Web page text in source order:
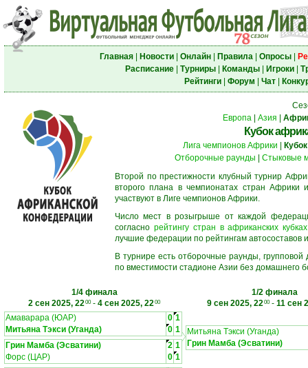
Главная| Новости| Онлайн| Правила| Опросы|
Расписание| Турниры| Команды| Игроки|
Рейтинги| Форум Чат|
Европа
Азия
Кубок
Лига чемпионов Африки
Отборочные раунды
Стыковые
Второй по престижности клубный турнир
второго плана в чемпионатах стран Африки
участвуют в Лиге чемпионов Африки.
Число мест в розыгрыше от каждой
согласно рейтингу стран в африканских кубках
лучшие федерации по рейтингам автосоставов
В турнире есть отборочные раунды,
по вместимости стадионе Азии без домашнего
1/4 финала
2 сен 2025, 2200- 4 сен 2025, 2200
1/2 финала
9 сен 2025, 2200- 11 сен
Амаварара (ЮАР)
0 1
Митьяна Тэкси (Уганда)
0 1
Грин Мамба (Эсватини)
2 1
Форс (ЦАР)
0 1
Митьяна Тэкси (Уганда)
Грин Мамба (Эсватини)